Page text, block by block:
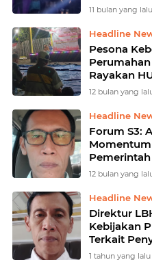
11 bulan yang lalu
Headline
Pesona
Rayakan
dan Pentas
12 bulan yang
Headline
Forum S3:
12 bulan yang
Headline
Direktur
Kebijakan
Terkait
1 tahun yang lalu